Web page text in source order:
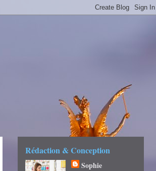
Rédaction & Conception
Sophie